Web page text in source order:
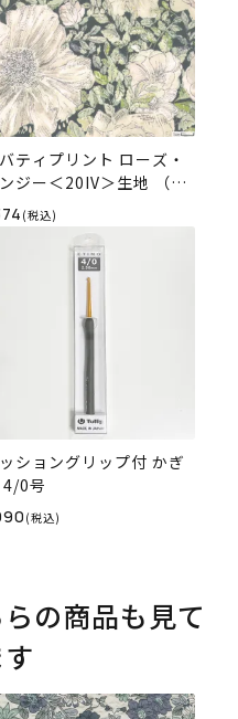
ティプリント ローズ・
ジー＜20IV＞生地 （ホ
ラホビーレオリジナ
2026SS
(税込)
ショングリップ付 かぎ
4/0号
(税込)
の商品も見て